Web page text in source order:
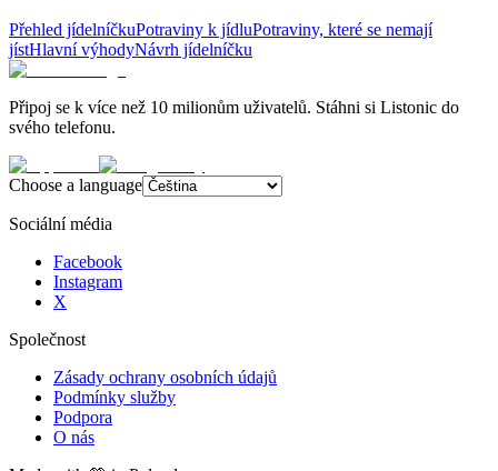
Přehled jídelníčkuPotraviny k jídluPotraviny, které se nemají
jístHlavní výhodyNávrh jídelníčku
Připoj se k více než 10 milionům uživatelů. Stáhni si Listonic do
svého telefonu.
Choose a language
Sociální média
Facebook
Instagram
X
Společnost
Zásady ochrany osobních údajů
Podmínky služby
Podpora
O nás